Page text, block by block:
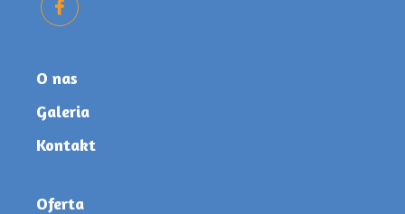
O nas
Galeria
Kontakt
Oferta